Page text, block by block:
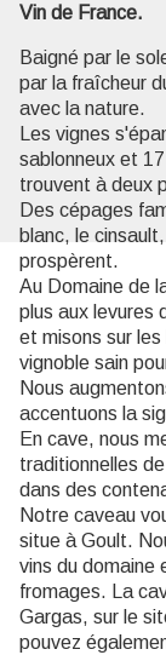
Vin de France.
Baigné par le
par la fraîcheur
avec la nature.
Les vignes
sablonneux et
trouvent à deux
Des cépages
blanc, le
prospèrent.
Au Domaine de
plus aux levures
et misons sur
vignoble sain
Nous
accentuons la
En cave, nous
traditionnelles
dans des
Notre caveau
situe à Goult.
vins du
fromages. La
Gargas, sur le
pouvez